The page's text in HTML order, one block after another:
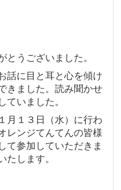
うございました。
話に目と耳と心を傾け
きました。読み聞かせ
いました。
月 １３日（水）に行わ
レンジてんてんの皆様
て参加していただきま
します。